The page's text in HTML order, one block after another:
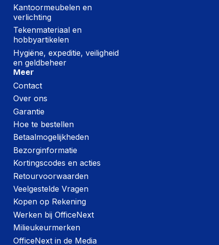
Kantoormeubelen en
verlichting
Tekenmateriaal en
hobbyartikelen
Hygiëne, expeditie, veiligheid
en geldbeheer
Meer
Contact
Over ons
Garantie
Hoe te bestellen
Betaalmogelijkheden
Bezorginformatie
Kortingscodes en acties
Retourvoorwaarden
Veelgestelde Vragen
Kopen op Rekening
Werken bij OfficeNext
Milieukeurmerken
OfficeNext in de Media